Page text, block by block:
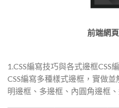
前端網
1.CSS編寫技巧與各式邊框CSS
CSS編寫多種樣式邊框，實做
明邊框、多邊框、內圓角邊框